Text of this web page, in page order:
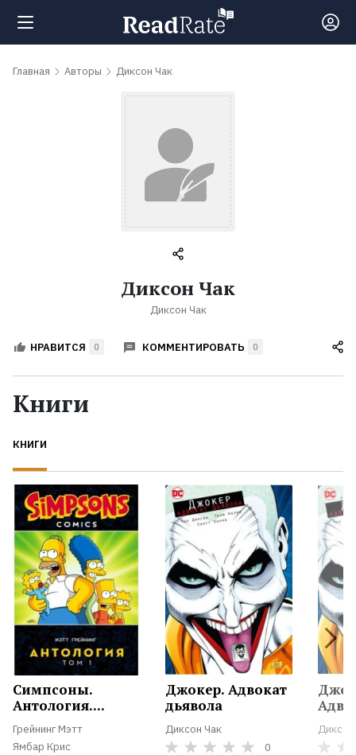
Поиск
Авторы
Жанры
Экранизации
Коллекции
Главная Авторы Диксон Чак
Диксон Чак
Диксон Чак
НРАВИТСЯ 0 КОММЕНТИРОВАТЬ 0
Книги
КНИГИ
Симпсоны.
Антология....
Грейнинг Мэтт
Ямбар Крис
Джокер. Адвокат
дьявола
Диксон Чак
0